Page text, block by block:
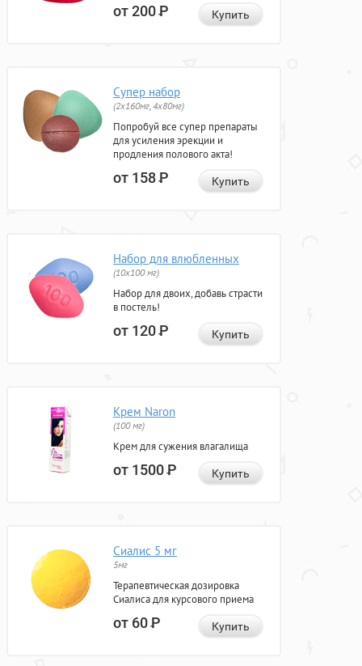
от 200Р Купить
Супер набор
(2х160мг, 4х80мг)
Попробуй все супер препараты
для усиления эрекции и
продления полового акта!
от 158Р Купить
Набор для влюбленных
(10х100 мг)
Набор для двоих, добавь страсти
в постель!
от 120Р Купить
Крем Naron
(100 мг)
Крем для сужения влагалища
от 1500Р Купить
Сиалис 5 мг
5мг
Терапевтическая дозировка
Сиалиса для курсового приема
от 60Р Купить